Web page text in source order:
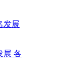
展 各